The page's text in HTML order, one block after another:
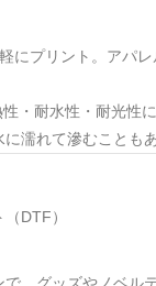
にプリント。アパ
・耐水性・耐光性
濡れて滲むことも
DTF）
、グッズやノベル